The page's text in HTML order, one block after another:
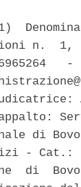
n.  1,
6965264
di
- Cat.:
di